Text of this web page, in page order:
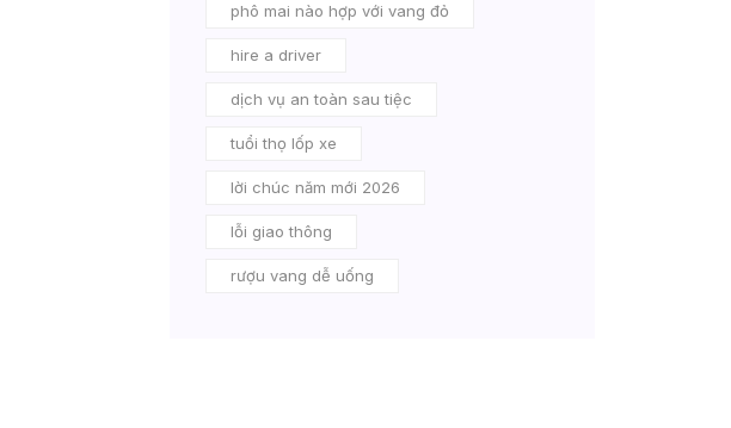
phô mai nào hợp với vang đỏ
hire a driver
dịch vụ an toàn sau tiệc
tuổi thọ lốp xe
lời chúc năm mới 2026
lỗi giao thông
rượu vang dễ uống